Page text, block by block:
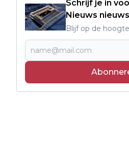
Schrijf je in
Nieuws
Blijf op de hoogte